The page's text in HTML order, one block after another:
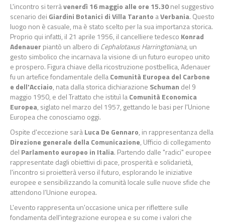
L'incontro si terràvenerdì 16 maggio alle ore 15.30nel suggestivo
scenario dei Giardini Botanici di Villa Taranto aVerbania. Questo
luogo non è casuale, ma è stato scelto per la sua importanza storica.
Proprio qui infatti, il 21 aprile 1956, il cancelliere tedesco Konrad
Adenauer piantò un albero di Cephalotaxus Harringtoniana, un
gesto simbolico che incarnava la visione di un futuro europeo unito
e prospero. Figura chiave della ricostruzione postbellica, Adenauer
fu un artefice fondamentale dellaComunità Europea del Carbone
e dell'Acciaio, nata dalla storica dichiarazione Schuman del 9
maggio 1950, e del Trattato che istituì laComunità Economica
Europea, siglato nel marzo del 1957, gettando le basi per l'Unione
Europea che conosciamo oggi.
Ospite d'eccezione saràLuca De Gennaro, in rappresentanza della
Direzione generale della Comunicazione, Ufficio di collegamento
del Parlamento europeo in Italia. Partendo dalle "radici" europee
rappresentate dagli obiettivi di pace, prosperità e solidarietà,
l'incontro si proietterà verso il futuro, esplorando le iniziative
europee e sensibilizzando la comunità locale sulle nuove sfide che
attendono l’Unione europea.
L'evento rappresenta un'occasione unica per riflettere sulle
fondamenta dell'integrazione europea e su come i valori che